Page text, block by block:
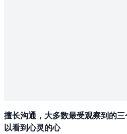
擅长沟通，大多数最受观察到的
以看到心灵的心